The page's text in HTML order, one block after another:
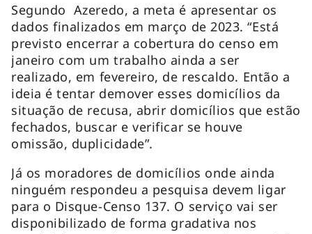
Segundo Azeredo, a meta é apresentar os
dados finalizados em março de 2023. “Está
previsto encerrar a cobertura do censo em
janeiro com um trabalho ainda a ser
realizado, em fevereiro, de rescaldo. Então a
ideia é tentar demover esses domicílios da
situação de recusa, abrir domicílios que estão
fechados, buscar e verificar se houve
omissão, duplicidade”.
Já os moradores de domicílios onde ainda
ninguém respondeu a pesquisa devem ligar
para o Disque-Censo 137. O serviço vai ser
disponibilizado de forma gradativa nos